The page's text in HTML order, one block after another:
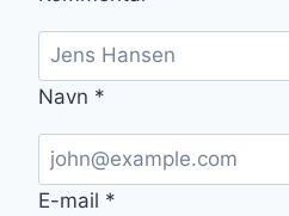
Navn *
E-mail *